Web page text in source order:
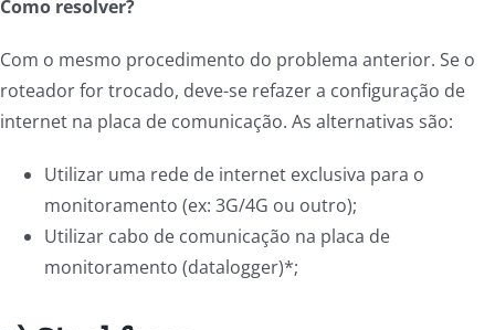
Como resolver?
Com o mesmo procedimento do problema anterior. Se o
roteador for trocado, deve-se refazer a configuração de
internet na placa de comunicação. As alternativas são:
Utilizar uma rede de internet exclusiva para o
monitoramento (ex: 3G/4G ou outro);
Utilizar cabo de comunicação na placa de
monitoramento (datalogger)*;